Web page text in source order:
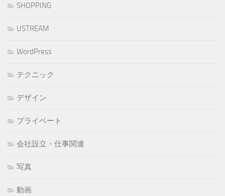
SHOPPING
USTREAM
WordPress
テクニック
デザイン
プライベート
会社設立・仕事関連
写真
動画